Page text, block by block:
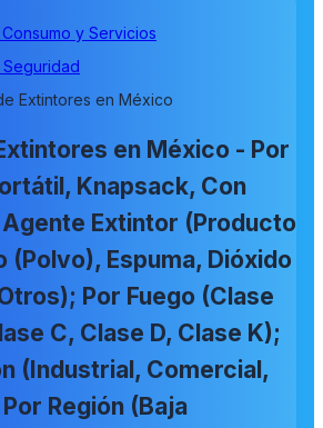
y Servicios
Extintores en México
en México - Por
Knapsack, Con
Agente Extintor (Producto
(Polvo), Espuma, Dióxido
Por Fuego (Clase
C, Clase D, Clase K);
(Industrial, Comercial,
Región (Baja